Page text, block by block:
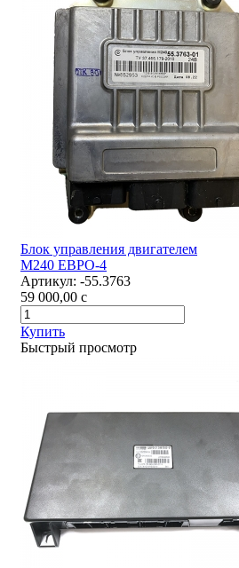
Блок управления двигателем
М240 ЕВРО-4
Артикул: -55.3763
59 000,00 c
Купить
Быстрый просмотр